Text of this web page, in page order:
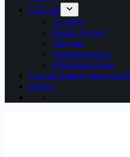
LTB.net
О сайте
Наши друзья
Авторы
Пожертвовать
Обратная связь
Статьи наших читателей
Войти